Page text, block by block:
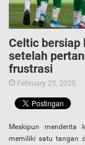
Celtic bersiap
setelah
frustrasi
February 25, 2025
Meskipun menderita
memiliki satu tangan